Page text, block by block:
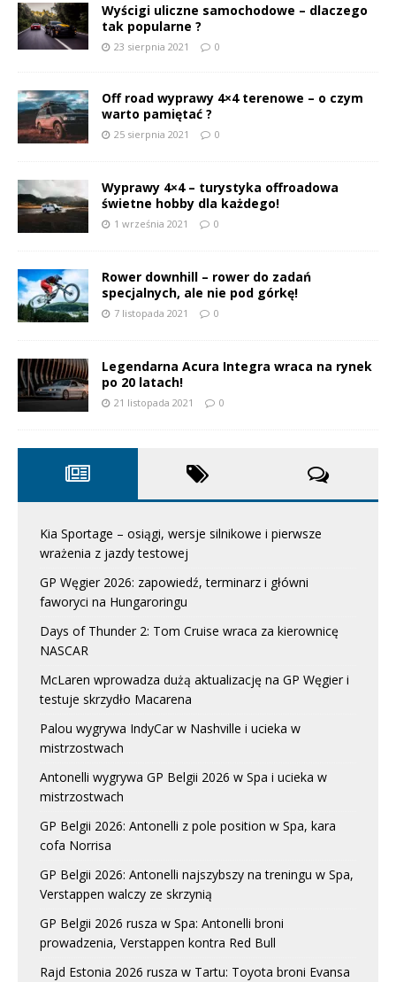
Wyścigi uliczne samochodowe – dlaczego
tak popularne ?
23 sierpnia 2021 0
Off road wyprawy 4×4 terenowe – o czym
warto pamiętać ?
25 sierpnia 2021 0
Wyprawy 4×4 – turystyka offroadowa
świetne hobby dla każdego!
1 września 2021 0
Rower downhill – rower do zadań
specjalnych, ale nie pod górkę!
7 listopada 2021 0
Legendarna Acura Integra wraca na rynek
po 20 latach!
21 listopada 2021 0
Kia Sportage – osiągi, wersje silnikowe i pierwsze
wrażenia z jazdy testowej
GP Węgier 2026: zapowiedź, terminarz i główni
faworyci na Hungaroringu
Days of Thunder 2: Tom Cruise wraca za kierownicę
NASCAR
McLaren wprowadza dużą aktualizację na GP Węgier i
testuje skrzydło Macarena
Palou wygrywa IndyCar w Nashville i ucieka w
mistrzostwach
Antonelli wygrywa GP Belgii 2026 w Spa i ucieka w
mistrzostwach
GP Belgii 2026: Antonelli z pole position w Spa, kara
cofa Norrisa
GP Belgii 2026: Antonelli najszybszy na treningu w Spa,
Verstappen walczy ze skrzynią
GP Belgii 2026 rusza w Spa: Antonelli broni
prowadzenia, Verstappen kontra Red Bull
Rajd Estonia 2026 rusza w Tartu: Toyota broni Evansa